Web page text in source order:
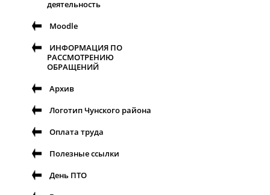
деятельность
Moodle
ИНФОРМАЦИЯ ПО
РАССМОТРЕНИЮ
ОБРАЩЕНИЙ
Архив
Логотип Чунского района
Оплата труда
Полезные ссылки
День ПТО